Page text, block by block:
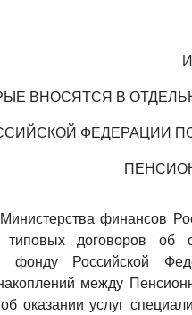
ВНОСЯТСЯ В
ФЕДЕРАЦИИ
финансов
типовых договоров об
фонду Российской
между
оказании услуг